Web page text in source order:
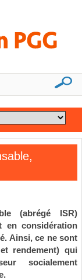
(abrégé ISR)
en considération
Ainsi, ce ne sont
rendement) qui
socialement